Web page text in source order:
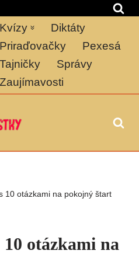
Kvízy
Diktáty
Priraďovačky
Pexesá
Tajničky
Správy
Zaujímavosti
10 otázkami na pokojný štart
otázkami na